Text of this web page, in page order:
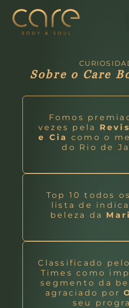
Sobre o Care
Fomos
vezes pela
e Cia
como o
do Rio de
Top 10 todos
lista de
beleza da
Classificado
Times como
segmento da
agraciado por
seu